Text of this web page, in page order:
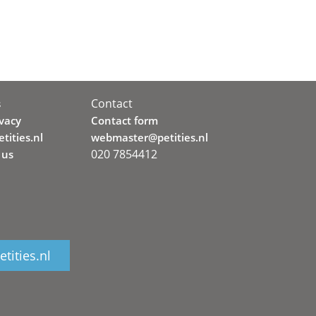
Contact
Contact form
webmaster@petities.nl
020 7854412